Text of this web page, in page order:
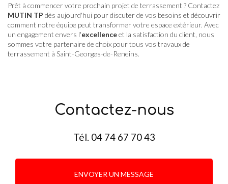
Prêt à commencer votre prochain projet de terrassement ? Contactez
MUTIN TP dès aujourd'hui pour discuter de vos besoins et découvrir
comment notre équipe peut transformer votre espace extérieur. Avec
un engagement envers l'excellenceet la satisfaction du client, nous
sommes votre partenaire de choix pour tous vos travaux de
terrassement à Saint-Georges-de-Reneins.
Contactez-nous
Tél. 04 74 67 70 43
ENVOYER UN MESSAGE